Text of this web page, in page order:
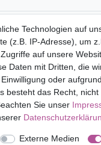
Shop
Mein Konto
Technologien auf
(z.B. IP-Adresse), um
auf unsere
Daten mit Dritten, die
oder
besteht das Recht,
Sie unser
Externe Medien